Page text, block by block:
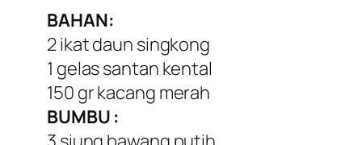
BAHAN:
2 ikat daun singkong
1 gelas santan kental
150 gr kacang merah
BUMBU :